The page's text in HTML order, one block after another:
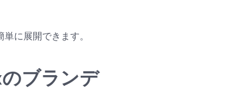
に展開できます。
ブランデ